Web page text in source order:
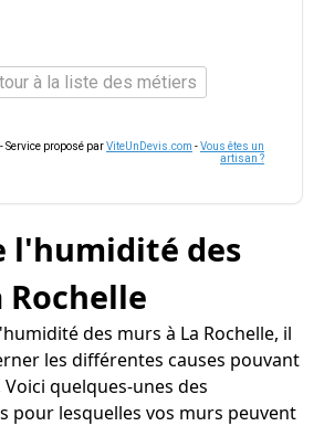
à la liste des métiers
- Service proposé parViteUnDevis.com -Vous êtes un
artisan ?
l'humidité des
Rochelle
des murs à La Rochelle, il
les différentes causes pouvant
quelques-unes des
pour lesquelles vos murs peuvent